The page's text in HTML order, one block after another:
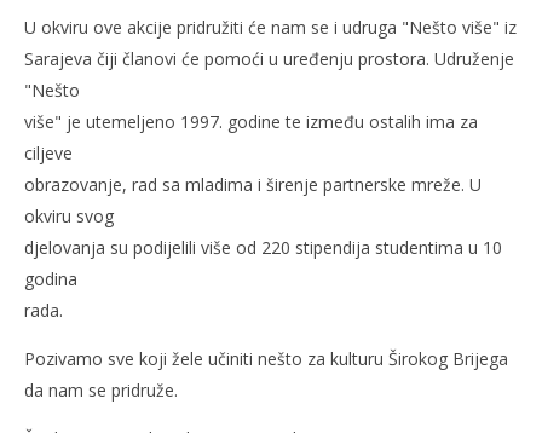
U okviru ove akcije pridružiti će nam se i udruga "Nešto više" iz
Sarajeva čiji članovi će pomoći u uređenju prostora. Udruženje
"Nešto
više" je utemeljeno 1997. godine te između ostalih ima za
ciljeve
obrazovanje, rad sa mladima i širenje partnerske mreže. U
okviru svog
djelovanja su podijelili više od 220 stipendija studentima u 10
godina
rada.
Pozivamo sve koji žele učiniti nešto za kulturu Širokog Brijega
da nam se pridruže.